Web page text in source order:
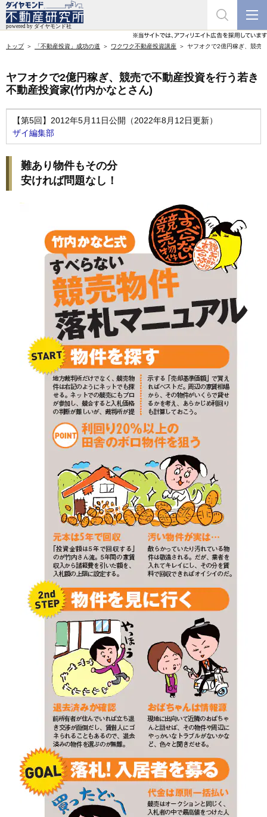
トップ 「不動産投資」成功の道 ワクワク不動産投資講座 ヤフオクで2億円稼ぎ、競売
ヤフオクで2億円稼ぎ、競売で不動産投資を行う若き
不動産投資家(竹内かなとさん)
【第5回】2012年5月11日公開（2022年8月12日更新）
ザイ編集部
難あり物件もその分
安ければ問題なし！